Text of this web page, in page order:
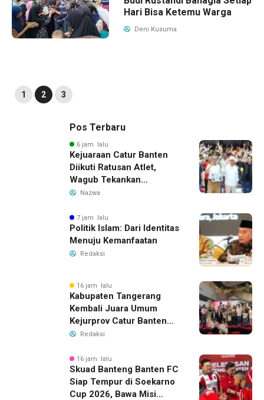
Hari Bisa Ketemu Warga
Deni Kusuma
1 2 3
Pos Terbaru
6 jam lalu
Kejuaraan Catur Banten
Diikuti Ratusan Atlet,
Wagub Tekankan
Pembinaan Dini
Nazwa
7 jam lalu
Politik Islam: Dari Identitas
Menuju Kemanfaatan
Redaksi
16 jam lalu
Kabupaten Tangerang
Kembali Juara Umum
Kejurprov Catur Banten
2026, Raih 24 Medali
Redaksi
16 jam lalu
Skuad Banteng Banten FC
Siap Tempur di Soekarno
Cup 2026, Bawa Misi